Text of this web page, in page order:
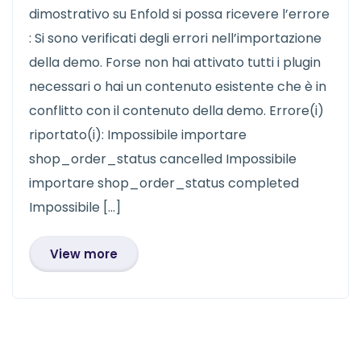
dimostrativo su Enfold si possa ricevere l’errore
: Si sono verificati degli errori nell’importazione
della demo. Forse non hai attivato tutti i plugin
necessari o hai un contenuto esistente che è in
conflitto con il contenuto della demo. Errore(i)
riportato(i): Impossibile importare
shop_order_status cancelled Impossibile
importare shop_order_status completed
Impossibile […]
View more